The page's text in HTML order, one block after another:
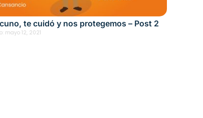
te cuidó y nos protegemos – Post 2
mayo 12, 2021